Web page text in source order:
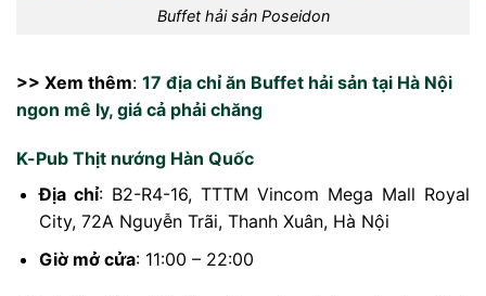
Buffet hải sản Poseidon
>> Xem thêm: 17 địa chỉ ăn Buffet hải sản tại Hà Nội
ngon mê ly, giá cả phải chăng
K-Pub Thịt nướng Hàn Quốc
Địa chỉ: B2-R4-16, TTTM Vincom Mega Mall Royal
City, 72A Nguyễn Trãi, Thanh Xuân, Hà Nội
Giờ mở cửa: 11:00 – 22:00